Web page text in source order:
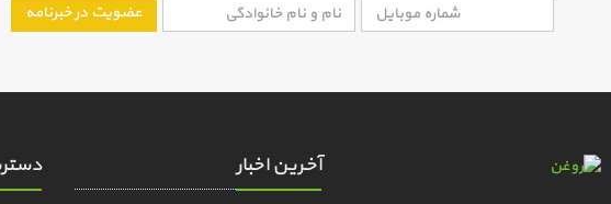
عضویت در خبرنامه
آخرین اخبار